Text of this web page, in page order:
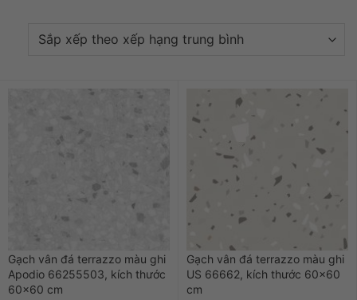
Gạch vân đá terrazzo màu ghi
Apodio 66255503, kích thước
60×60 cm
Gạch vân đá terrazzo màu ghi
US 66662, kích thước 60×60
cm